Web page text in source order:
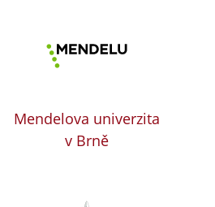
Mendelova univerzita
v Brně